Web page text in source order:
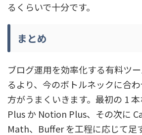
るくらいで十分です。
まとめ
ブログ運用を効率化する有料ツ
るより、今のボトルネックに合
方がうまくいきます。最初の 1
Plus か Notion Plus、その次に
Math、Buffer を工程に応じて足